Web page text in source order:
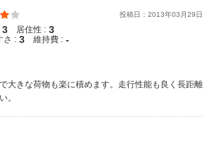
投稿日： 2013年03 月29日
3 居住性 : 3
さ : 3 維持費 : -
大きな荷物も楽に積めます。走行性能も良く長距離
。